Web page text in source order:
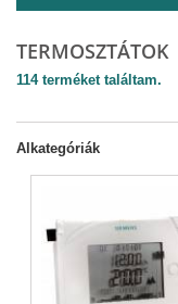
TERMOSZTÁTOK
114 terméket találtam.
Alkategóriák